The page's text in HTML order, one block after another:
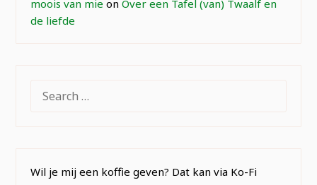
moois van mie onOver een Tafel (van) Twaalf en
de liefde
FOR:
Wil je mij een koffie geven? Dat kan via Ko-Fi